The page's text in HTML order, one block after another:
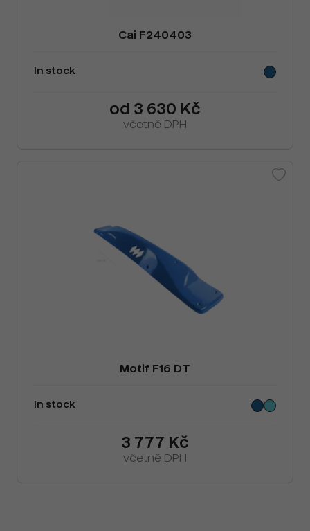
Cai F240403
In stock
od 3 630 Kč
včetně DPH
Motif F16 DT
In stock
3 777 Kč
včetně DPH